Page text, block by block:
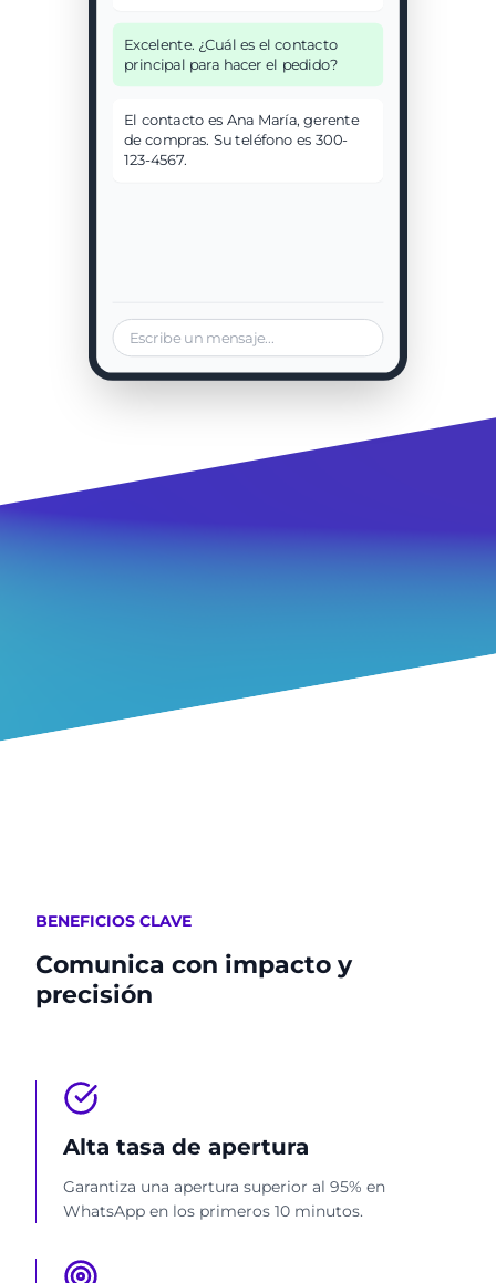
Excelente. ¿Cuál es el contacto
principal para hacer el pedido?
El contacto es Ana María, gerente
de compras. Su teléfono es 300-
123-4567.
Escribe un mensaje...
BENEFICIOS CLAVE
Comunica con impacto y
precisión
Alta tasa de apertura
Garantiza una apertura superior al 95% en
WhatsApp en los primeros 10 minutos.